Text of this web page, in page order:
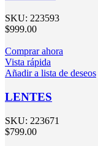
SKU: 223593
$999.00
Comprar ahora
Vista rápida
Añadir a lista de deseos
LENTES
SKU: 223671
$799.00